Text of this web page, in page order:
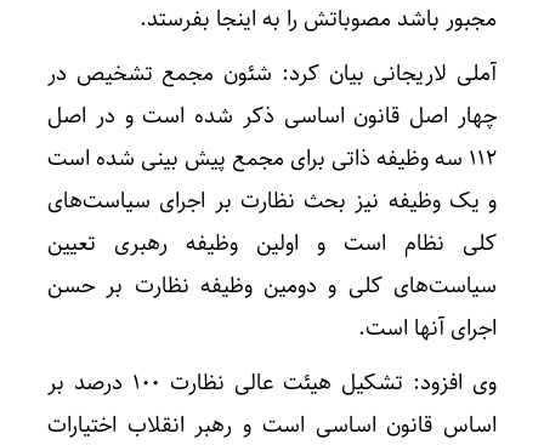
مجبور باشد مصوباتش را به اینجا بفرستد.
آملی لاریجانی بیان کرد: شئون مجمع تشخیص در
چهار اصل قانون اساسی ذکر شده است و در اصل
۱۱۲ سه وظیفه ذاتی برای مجمع پیش بینی شده است
و یک وظیفه نیز بحث نظارت بر اجرای سیاست‌های
کلی نظام است و اولین وظیفه رهبری تعیین
سیاست‌های کلی و دومین وظیفه نظارت بر حسن
اجرای آنها است.
وی افزود: تشکیل هیئت عالی نظارت ۱۰۰ درصد بر
اساس قانون اساسی است و رهبر انقلاب اختیارات